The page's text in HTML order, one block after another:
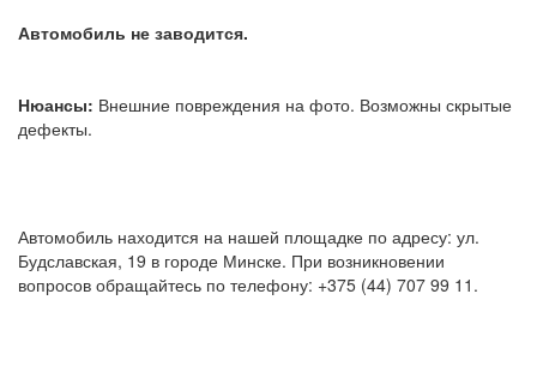
Автомобиль не заводится.
Нюансы: Внешние повреждения на фото. Возможны скрытые
дефекты.
Автомобиль находится на нашей площадке по адресу: ул.
Будславская, 19 в городе Минске. При возникновении
вопросов обращайтесь по телефону: +375 (44) 707 99 11.